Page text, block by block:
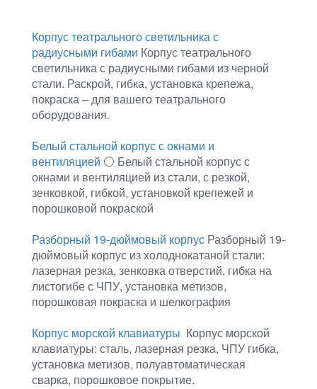
Корпус театрального светильника с
радиусными гибами Корпус театрального
светильника с радиусными гибами из черной
стали. Раскрой, гибка, установка крепежа,
покраска – для вашего театрального
оборудования.
Белый стальной корпус с окнами и
вентиляцией ⚪ Белый стальной корпус с
окнами и вентиляцией из стали, с резкой,
зенковкой, гибкой, установкой крепежей и
порошковой покраской
Разборный 19-дюймовый корпус Разборный 19-
дюймовый корпус из холоднокатаной стали:
лазерная резка, зенковка отверстий, гибка на
листогибе с ЧПУ, установка метизов,
порошковая покраска и шелкография
Корпус морской клавиатуры ️ Корпус морской
клавиатуры: сталь, лазерная резка, ЧПУ гибка,
установка метизов, полуавтоматическая
сварка, порошковое покрытие.